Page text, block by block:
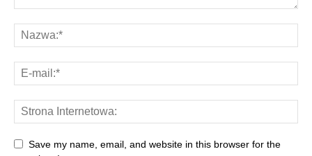
Save my name, email, and website in this browser for the